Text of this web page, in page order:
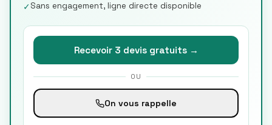
✓Sans engagement, ligne directe disponible
Recevoir 3 devis gratuits →
OU
On vous rappelle